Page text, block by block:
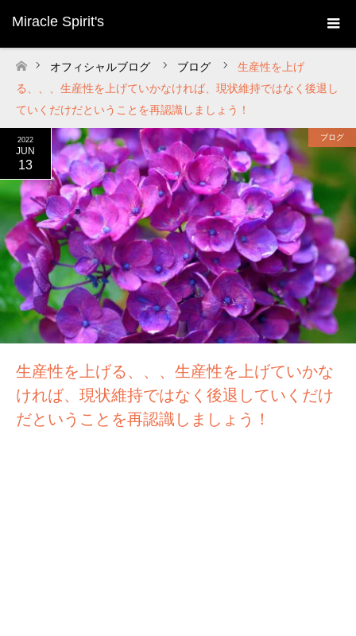
Miracle Spirit's
ホーム
オフィシャルブログ ブログ
生産性を上げ
る、、、生産性を上げていかなければ、現状維持ではなく後退し
ていくだけだということを再認識しましょう！
2022
JUN
13
ブログ
生産性を上げる、、、生産性を上げていかな
ければ、現状維持ではなく後退していくだけ
だということを再認識しましょう！